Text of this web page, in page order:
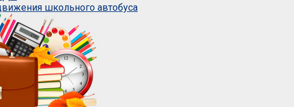
школьного автобуса